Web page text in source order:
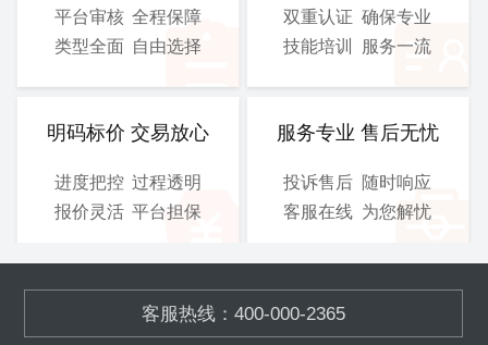
800/工 900/工
总施工图
图、 电气施工图等
3D图
备,OEM加工
提交文件：SOLIDWORKS
平台审核 全程保障
类型全面 自由选择
双重认证 确保专业
技能培训
服务一流
明码标价 交易放心
进度把控 过程透明
报价灵活 平台担保
服务专业 售后无忧
投诉售后 随时响应
客服在线 为您解忧
客服热线：400-000-2365